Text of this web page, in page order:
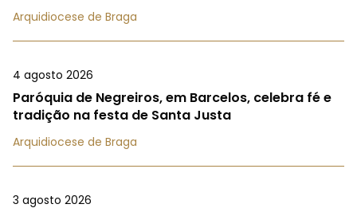
Arquidiocese de Braga
4 agosto 2026
Paróquia de Negreiros, em Barcelos, celebra fé e
tradição na festa de Santa Justa
Arquidiocese de Braga
3 agosto 2026